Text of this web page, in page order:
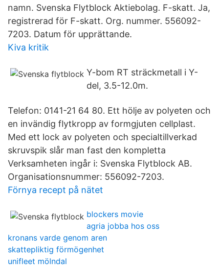
namn. Svenska Flytblock Aktiebolag. F-skatt. Ja,
registrerad för F-skatt. Org. nummer. 556092-
7203. Datum för upprättande.
Kiva kritik
Y-bom RT sträckmetall i Y-
del, 3.5-12.0m.
Telefon: 0141-21 64 80. Ett hölje av polyeten och
en invändig flytkropp av formgjuten cellplast.
Med ett lock av polyeten och specialtillverkad
skruvspik slår man fast den kompletta
Verksamheten ingår i: Svenska Flytblock AB.
Organisationsnummer: 556092-7203.
Förnya recept på nätet
blockers movie
agria jobba hos oss
kronans varde genom aren
skattepliktig förmögenhet
unifleet mölndal